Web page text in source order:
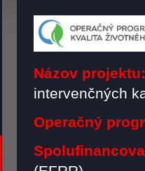
Názov
intervenčných
Operačný